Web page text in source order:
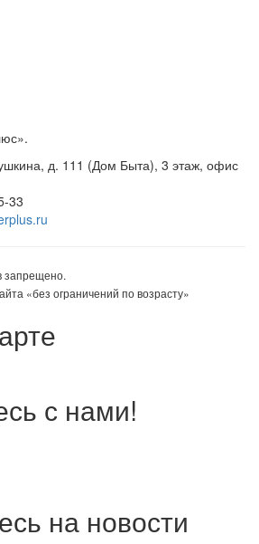
д. 111 (Дом Быта), 3 этаж, офис
33
запрещено.
«без ограничений по возрасту»
с нами!
на новости